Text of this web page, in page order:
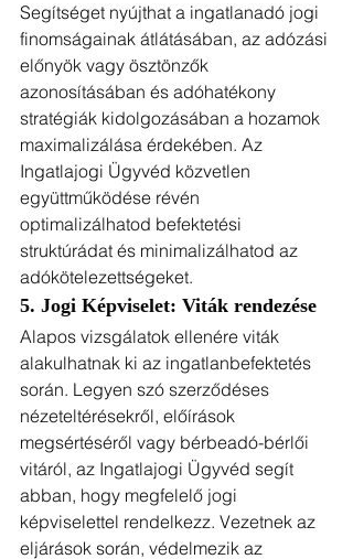
Segítséget nyújthat a ingatlanadó jogi
finomságainak átlátásában, az adózási
előnyök vagy ösztönzők
azonosításában és adóhatékony
stratégiák kidolgozásában a hozamok
maximalizálása érdekében. Az
Ingatlajogi Ügyvéd közvetlen
együttműködése révén
optimalizálhatod befektetési
struktúrádat és minimalizálhatod az
adókötelezettségeket.
5. Jogi Képviselet: Viták rendezése
Alapos vizsgálatok ellenére viták
alakulhatnak ki az ingatlanbefektetés
során. Legyen szó szerződéses
nézeteltérésekről, előírások
megsértéséről vagy bérbeadó-bérlői
vitáról, az Ingatlajogi Ügyvéd segít
abban, hogy megfelelő jogi
képviselettel rendelkezz. Vezetnek az
eljárások során, védelmezik az